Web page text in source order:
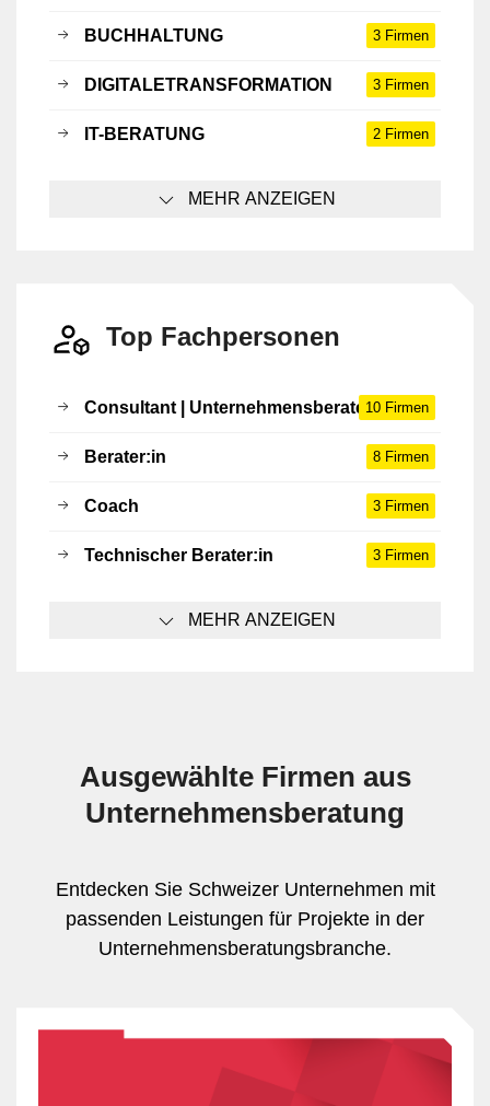
BUCHHALTUNG 3 Firmen
DIGITALETRANSFORMATION 3 Firmen
IT-BERATUNG 2 Firmen
MEHR ANZEIGEN
Top Fachpersonen
Consultant | Unternehmensberater:in10 Firmen
Berater:in 8 Firmen
Coach 3 Firmen
Technischer Berater:in 3 Firmen
MEHR ANZEIGEN
Ausgewählte Firmen aus
Unternehmensberatung
Entdecken Sie Schweizer Unternehmen mit
passenden Leistungen für Projekte in der
Unternehmensberatungs­branche.